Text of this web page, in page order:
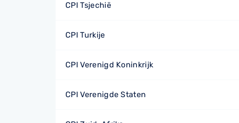
CPI Tsjechië
CPI Turkije
CPI Verenigd Koninkrijk
CPI Verenigde Staten